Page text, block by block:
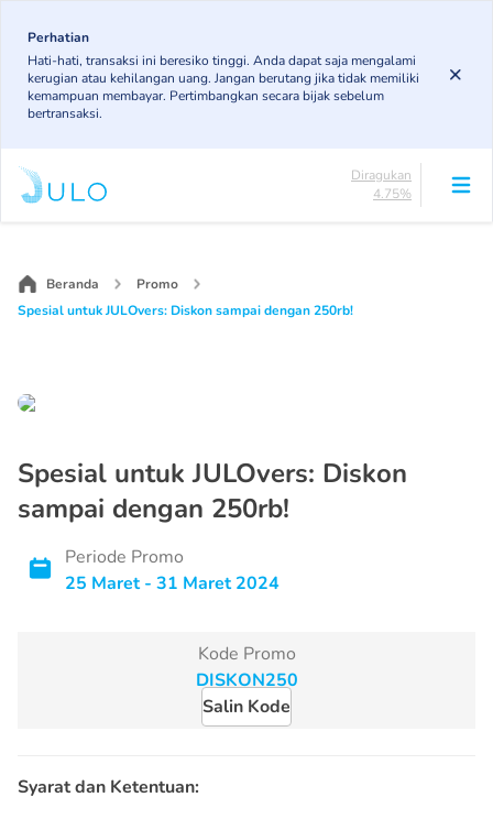
main
content
Perhatian
Hati-hati, transaksi ini beresiko tinggi. Anda dapat saja mengalami
kerugian atau kehilangan uang. Jangan berutang jika tidak memiliki
kemampuan membayar. Pertimbangkan secara bijak sebelum
bertransaksi.
85.19%
DPK
3.43%
Diragukan
4.75%
Beranda
Promo
Spesial untuk JULOvers: Diskon sampai dengan 250rb!
Spesial untuk JULOvers: Diskon
sampai dengan 250rb!
Periode Promo
25 Maret - 31 Maret 2024
Kode Promo
Salin Kode
Syarat dan Ketentuan: